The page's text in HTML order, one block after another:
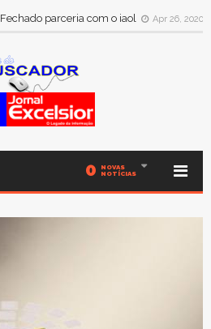
Fechado parceria com o iaol Apr 26, 2020
0
NOVAS
NOTÍCIAS